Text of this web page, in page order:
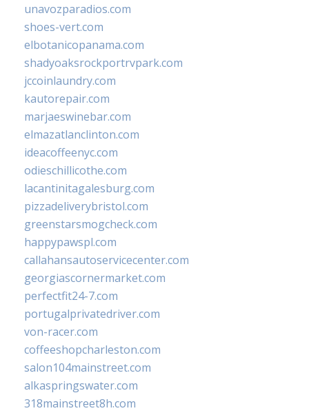
unavozparadios.com
shoes-vert.com
elbotanicopanama.com
shadyoaksrockportrvpark.com
jccoinlaundry.com
kautorepair.com
marjaeswinebar.com
elmazatlanclinton.com
ideacoffeenyc.com
odieschillicothe.com
lacantinitagalesburg.com
pizzadeliverybristol.com
greenstarsmogcheck.com
happypawspl.com
callahansautoservicecenter.com
georgiascornermarket.com
perfectfit24-7.com
portugalprivatedriver.com
von-racer.com
coffeeshopcharleston.com
salon104mainstreet.com
alkaspringswater.com
318mainstreet8h.com